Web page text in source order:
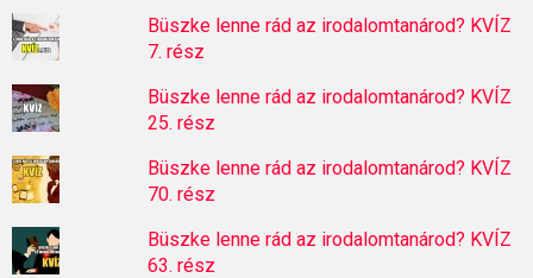
Büszke lenne rád az irodalomtanárod? KVÍZ
7. rész
Büszke lenne rád az irodalomtanárod? KVÍZ
25. rész
Büszke lenne rád az irodalomtanárod? KVÍZ
70. rész
Büszke lenne rád az irodalomtanárod? KVÍZ
63. rész